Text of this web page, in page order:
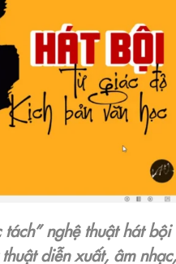
nghệ thuật hát
diễn xuất, âm